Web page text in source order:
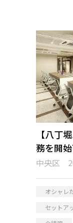
【八丁
務を開
ィス
中央区
オシャレ
セットア